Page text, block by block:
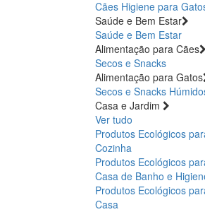
Cães Higiene para
Saúde e Bem Estar
Saúde e Bem Estar
Alimentação para Cães
Secos e Snacks
Alimentação para Gatos
Secos e Snacks
Casa e Jardim
Ver tudo
Produtos Ecológicos
Cozinha
Produtos Ecológicos
Casa de Banho e
Produtos Ecológicos
Casa